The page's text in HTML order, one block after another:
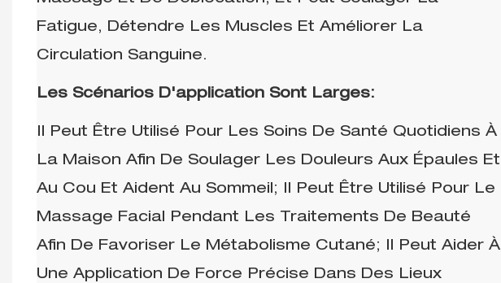
Fatigue, Détendre Les Muscles Et Améliorer La
Circulation Sanguine.
Les Scénarios D'application Sont Larges:
Il Peut Être Utilisé Pour Les Soins De Santé Quotidiens À
La Maison Afin De Soulager Les Douleurs Aux Épaules Et
Au Cou Et Aident Au Sommeil; Il Peut Être Utilisé Pour Le
Massage Facial Pendant Les Traitements De Beauté
Afin De Favoriser Le Métabolisme Cutané; Il Peut Aider À
Une Application De Force Précise Dans Des Lieux